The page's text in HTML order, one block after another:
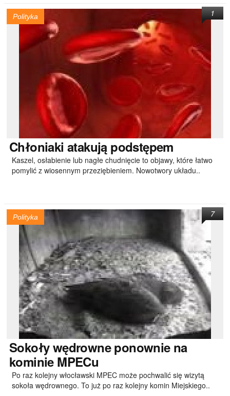
Polityka
Chłoniaki atakują podstępem
Kaszel, osłabienie lub nagłe chudnięcie to objawy, które łatwo
pomylić z wiosennym przeziębieniem. Nowotwory układu..
1
Polityka
Sokoływędrowne ponownie na
kominie MPECu
Po raz kolejny włocławski MPEC może pochwalić się wizytą
sokoła wędrownego. To już po raz kolejny komin Miejskiego..
7